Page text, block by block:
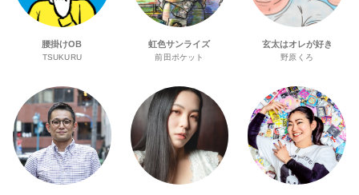
腰掛けOB
TSUKURU
虹色サンライズ
前田ポケット
玄太はオレが好き
野原くろ